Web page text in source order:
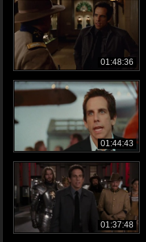
01:48:36
01:44:43
01:37:48